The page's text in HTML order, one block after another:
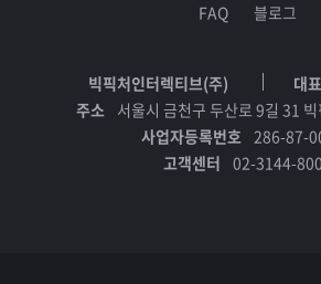
FAQ
블로그
빅픽처인터렉티브(주) 대
주소 서울시 금천구 두산로 9길 31
사업자등록번호 286-87-
고객센터 02-3144-